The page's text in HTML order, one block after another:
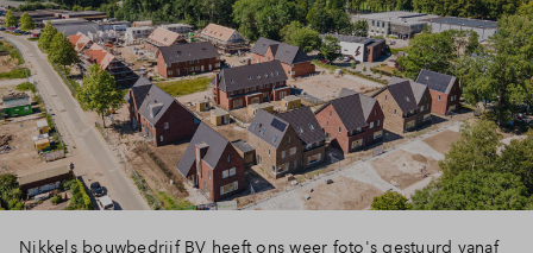
Inloggen
Nikkels bouwbedrijf BV heeft ons weer foto's gestuurd vanaf